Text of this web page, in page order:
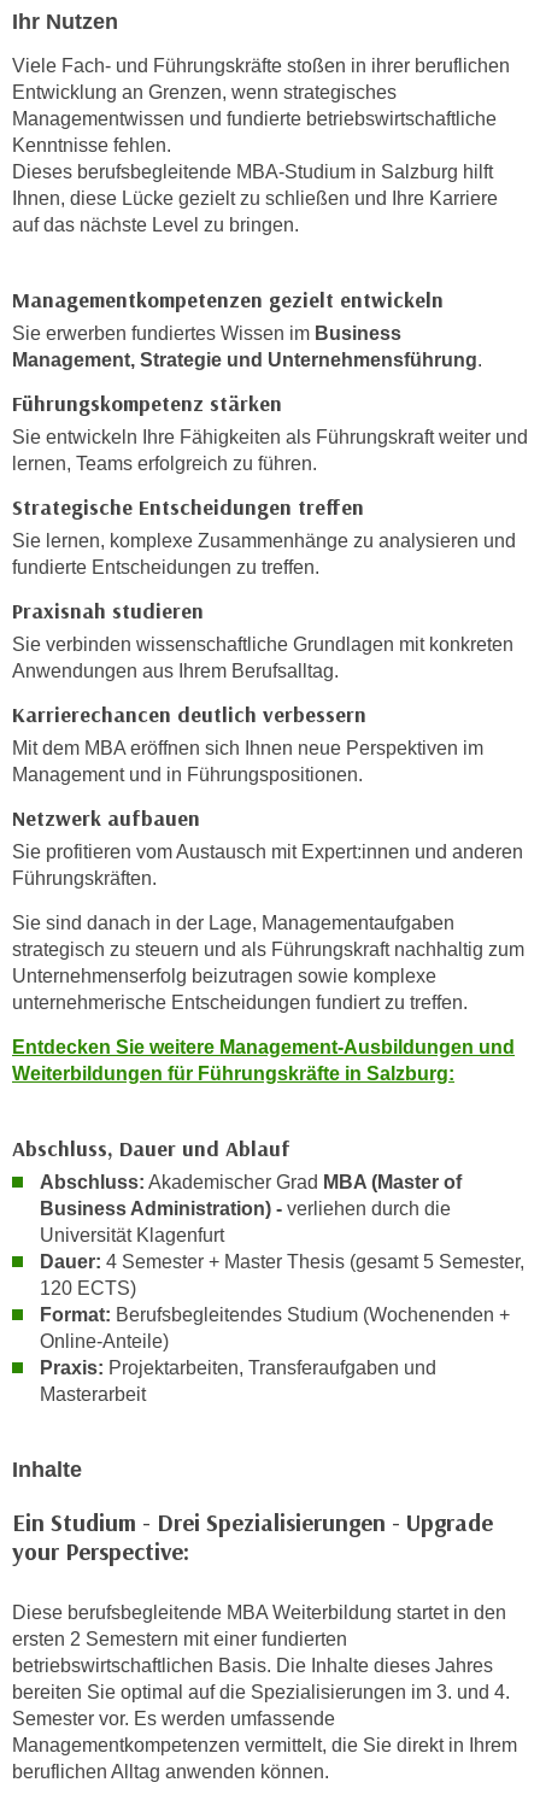
Ihr Nutzen
Viele Fach- und Führungskräfte stoßen in ihrer beruflichen
Entwicklung an Grenzen, wenn strategisches
Managementwissen und fundierte betriebswirtschaftliche
Kenntnisse fehlen.
Dieses berufsbegleitende MBA-Studium in Salzburg hilft
Ihnen, diese Lücke gezielt zu schließen und Ihre Karriere
auf das nächste Level zu bringen.
Managementkompetenzen gezielt entwickeln
Sie erwerben fundiertes Wissen im Business
Management, Strategie und Unternehmensführung.
Führungskompetenz stärken
Sie entwickeln Ihre Fähigkeiten als Führungskraft weiter und
lernen, Teams erfolgreich zu führen.
Strategische Entscheidungen treffen
Sie lernen, komplexe Zusammenhänge zu analysieren und
fundierte Entscheidungen zu treffen.
Praxisnah studieren
Sie verbinden wissenschaftliche Grundlagen mit konkreten
Anwendungen aus Ihrem Berufsalltag.
Karrierechancen deutlich verbessern
Mit dem MBA eröffnen sich Ihnen neue Perspektiven im
Management und in Führungspositionen.
Netzwerk aufbauen
Sie profitieren vom Austausch mit Expert:innen und anderen
Führungskräften.
Sie sind danach in der Lage, Managementaufgaben
strategisch zu steuern und als Führungskraft nachhaltig zum
Unternehmenserfolg beizutragen sowie komplexe
unternehmerische Entscheidungen fundiert zu treffen.
Entdecken Sie weitere Management-Ausbildungen und
Weiterbildungen für Führungskräfte in Salzburg:
Abschluss, Dauer und Ablauf
Abschluss: Akademischer Grad MBA (Master of
Business Administration) - verliehen durch die
Universität Klagenfurt
Dauer: 4 Semester + Master Thesis (gesamt 5 Semester,
120 ECTS)
Format: Berufsbegleitendes Studium (Wochenenden +
Online-Anteile)
Praxis: Projektarbeiten, Transferaufgaben und
Masterarbeit
Inhalte
Ein Studium - Drei Spezialisierungen - Upgrade
your Perspective:
Diese berufsbegleitende MBA Weiterbildung startet in den
ersten 2 Semestern mit einer fundierten
betriebswirtschaftlichen Basis. Die Inhalte dieses Jahres
bereiten Sie optimal auf die Spezialisierungen im 3. und 4.
Semester vor. Es werden umfassende
Managementkompetenzen vermittelt, die Sie direkt in Ihrem
beruflichen Alltag anwenden können.
e
e
n
“
k
l
i
e
n
,
v
r
e
n
d
n
w
i
r
z
i
l
o
r
i
e
n
t
e
r
e
C
k
e
z
n
y
e
z
w
e
c
k
e
t
z
a
b
k
o
e
n
z
i
s
c
h
e
n
U
-
U
u
t
e
r
o
r
n
h
n
W
n
S
e
r
o
i
e
-
S
e